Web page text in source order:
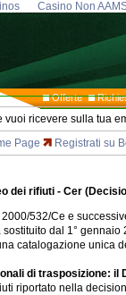
Casino Non
Offerte
vuoi ricevere sulla tua
Page
Registrati su
dei rifiuti - Cer
532/Ce e
sostituito dal 1°
catalogazione unica
di trasposizione:
riportato nella